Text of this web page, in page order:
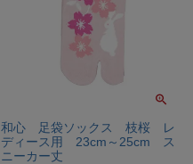
和心 足袋ソックス 枝桜 レ
ディース用 23cm～25cm ス
ニーカー丈